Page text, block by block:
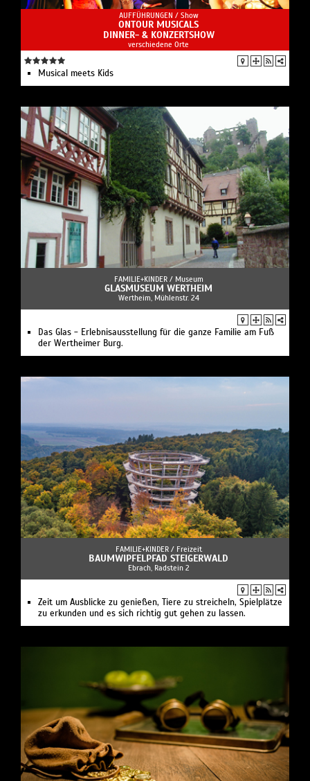
AUFFÜHRUNGEN / Show
ONTOUR MUSICALS
DINNER- & KONZERTSHOW
verschiedene Orte
Musical meets Kids
FAMILIE+KINDER / Museum
GLASMUSEUM WERTHEIM
Wertheim, Mühlenstr. 24
Das Glas - Erlebnisausstellung für die ganze Familie am Fuß
der Wertheimer Burg.
FAMILIE+KINDER / Freizeit
BAUMWIPFELPFAD STEIGERWALD
Ebrach, Radstein 2
Zeit um Ausblicke zu genießen, Tiere zu streicheln, Spielplätze
zu erkunden und es sich richtig gut gehen zu lassen.